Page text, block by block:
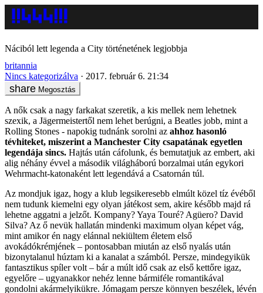
Náciból lett legenda a City történetének legjobbja
britannia
Nincs kategorizálva
2017. február 6. 21:34
Megosztás
A nők csak a nagy farkakat szeretik, a kis mellek nem lehetnek
szexik, a Jägermeistertől nem lehet berúgni, a Beatles jobb, mint a
Rolling Stones - napokig tudnánk sorolni az ahhoz hasonló
tévhiteket, miszerint a Manchester City csapatának egyetlen
legendája sincs. Hajtás után cáfolunk, és bemutatjuk az embert, aki
alig néhány évvel a második világháború borzalmai után egykori
Wehrmacht-katonaként lett legendává a Csatornán túl.
Az mondjuk igaz, hogy a klub legsikeresebb elmúlt közel tíz évéből
nem tudunk kiemelni egy olyan játékost sem, akire később majd rá
lehetne aggatni a jelzőt. Kompany? Yaya Touré? Agüero? David
Silva? Az ő nevük hallatán mindenki maximum olyan képet vág,
mint amikor én nagy elánnal nekiültem életem első
avokádókrémjének – pontosabban miután az első nyalás után
bizonytalanul húztam ki a kanalat a számból. Persze, mindegyikük
fantasztikus spíler volt – bár a múlt idő csak az első kettőre igaz,
egyelőre – ugyanakkor nehéz lenne bármiféle romantikával
gondolni akármelyikükre. Jómagam persze könnyen beszélek, lévén